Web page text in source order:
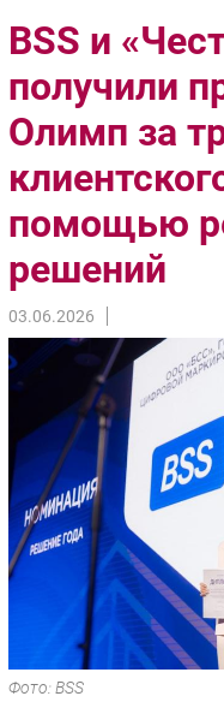
Импорто­замещение
Автоматизация
Интернет
Фиксированная
Интеграция
Рынок ПК
Торговые сети
Оборудование
Outsourcing
Кадры
Регулирование
Финансы
Безопасность
Инновации
CIO/Управление ИТ
Гаджеты
BSS и
получили
Олимп за
помощью
решений
03.06.2026
Фото: BSS